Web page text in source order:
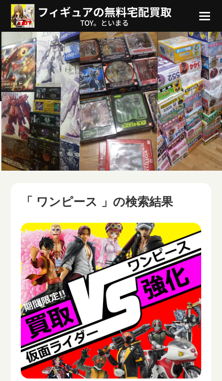
「 ワンピース 」の検索結果